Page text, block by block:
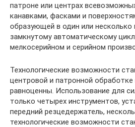
патроне или центрах
канавками, фасками и
образующей в один или несколько
замкнутому автоматическому
мелкосерийном и серийном
Технологические возможности
центровой и патронной обработке
равноценны. Использование для
только четырех инструментов,
передний резцедержатель,
технологические возможности